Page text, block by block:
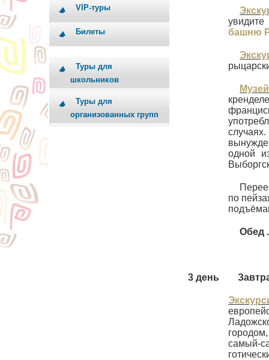
VIP-туры
Билеты
Туры для
школьников
Туры для
организованных групп
башню
одной
по
Обед .
3 день
самый-